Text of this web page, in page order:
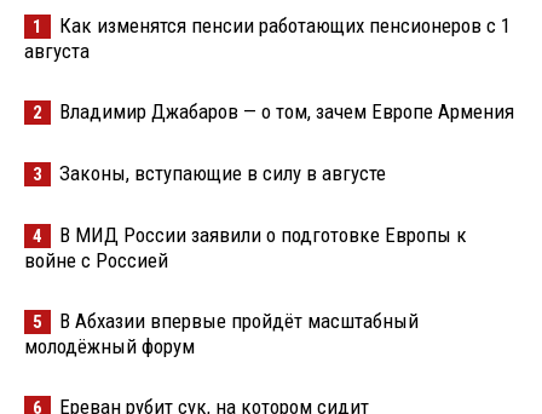
1
Как изменятся пенсии работающих пенсионеров с 1
августа
2 Владимир Джабаров — о том, зачем Европе Армения
3 Законы, вступающие в силу в августе
4
В МИД России заявили о подготовке Европы к
войне с Россией
5
В Абхазии впервые пройдёт масштабный
молодёжный форум
6 Ереван рубит сук, на котором сидит